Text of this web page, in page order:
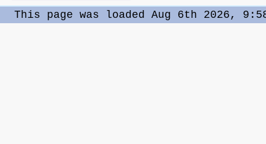
This page was loaded Aug 6th 2026, 9:58